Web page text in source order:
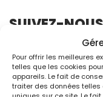
Pour offrir les meilleures
telles que les cookies
appareils. Le fait de
traiter des données telles
SUIVEZ-